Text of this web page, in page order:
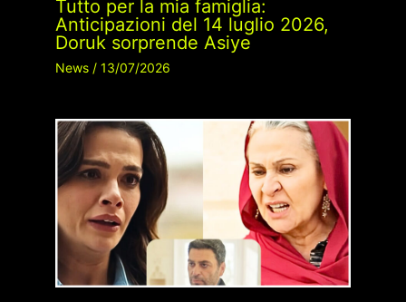
Tutto per la mia famiglia:
Anticipazioni del 14 luglio 2026,
Doruk sorprende Asiye
News/ 13/07/2026